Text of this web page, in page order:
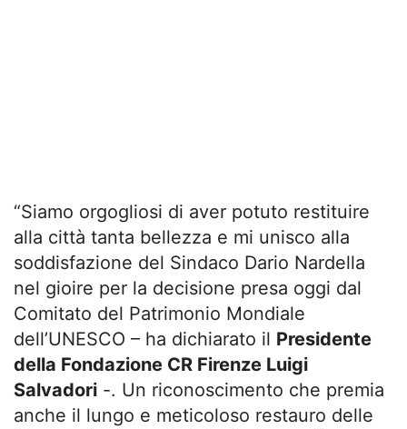
“Siamo orgogliosi di aver potuto restituire
alla città tanta bellezza e mi unisco alla
soddisfazione del Sindaco Dario Nardella
nel gioire per la decisione presa oggi dal ​
Comitato del Patrimonio Mondiale
dell’UNESCO – ha dichiarato il Presidente
della Fondazione CR Firenze Luigi
Salvadori -. Un riconoscimento che premia
anche il lungo e meticoloso restauro delle